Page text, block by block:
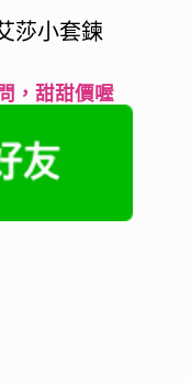
莎小套鍊
，甜甜價喔